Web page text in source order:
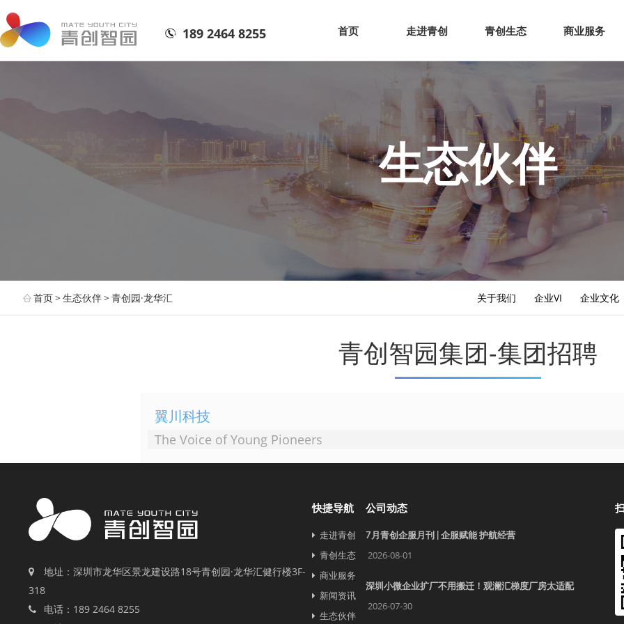
网站首页 走进青创 青创
189 2464 8255 首页 走进青创 青创生态 商业服务
生态伙伴
首页>生态伙伴>青创园·龙华汇 关于我们 企业VI 企业文化
青创智园集团-集团招聘
翼川科技
The Voice of Young Pioneers
地址：深圳市龙华区景龙建设路18号青创园·龙华汇健行楼3F-
318
电话：189 2464 8255
快捷导航
走进青创
青创生态
商业服务
新闻资讯
生态伙伴
公司动态
7月青创企服月刊 | 企服赋能 护航经营
2026-08-01
深圳小微企业扩厂不用搬迁！观澜汇梯度厂房太适配
2026-07-30